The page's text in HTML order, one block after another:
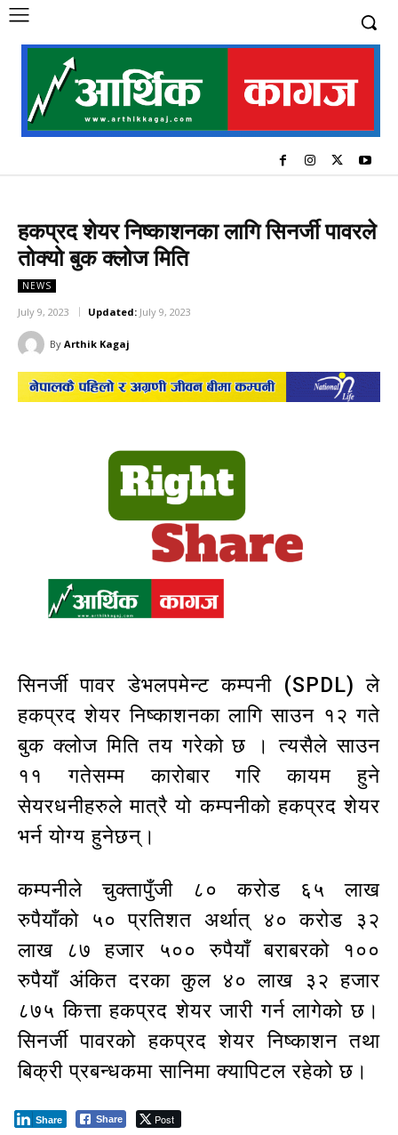
हकप्रद शेयर निष्काशनका लागि सिनर्जी पावरले
तोक्यो बुक क्लोज मिति
NEWS
July 9, 2023 Updated: July 9, 2023
By Arthik Kagaj
सिनर्जी पावर डेभलपमेन्ट कम्पनी (SPDL) ले
हकप्रद शेयर निष्काशनका लागि साउन १२ गते
बुक क्लोज मिति तय गरेको छ । त्यसैले साउन
११ गतेसम्म कारोबार गरि कायम हुने
सेयरधनीहरुले मात्रै यो कम्पनीको हकप्रद शेयर
भर्न योग्य हुनेछन्।
कम्पनीले चुक्तापुँजी ८० करोड ६५ लाख
रुपैयाँको ५० प्रतिशत अर्थात् ४० करोड ३२
लाख ८७ हजार ५०० रुपैयाँ बराबरको १००
रुपैयाँ अंकित दरका कुल ४० लाख ३२ हजार
८७५ कित्ता हकप्रद शेयर जारी गर्न लागेको छ।
सिनर्जी पावरको हकप्रद शेयर निष्काशन तथा
बिक्री प्रबन्धकमा सानिमा क्यापिटल रहेको छ।
Share Post
Share